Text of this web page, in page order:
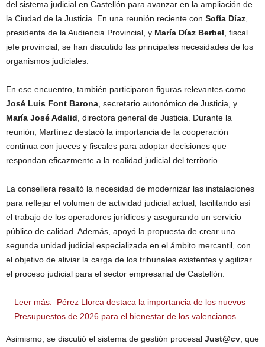
del sistema judicial en Castellón para avanzar en la ampliación de
la Ciudad de la Justicia. En una reunión reciente con Sofía Díaz
presidenta de la Audiencia Provincial, y María Díaz Berbel , fiscal
jefe provincial, se han discutido las principales necesidades de los
organismos judiciales.
En ese encuentro, también participaron figuras relevantes como
José Luis Font Barona , secretario autonómico de Justicia, y
María José Adalid , directora general de Justicia. Durante la
reunión, Martínez destacó la importancia de la cooperación
continua con jueces y fiscales para adoptar decisiones que
respondan eficazmente a la realidad judicial del territorio.
La consellera resaltó la necesidad de modernizar las instalaciones
para reflejar el volumen de actividad judicial actual, facilitando así
el trabajo de los operadores jurídicos y asegurando un servicio
público de calidad. Además, apoyó la propuesta de crear una
segunda unidad judicial especializada en el ámbito mercantil, con
el objetivo de aliviar la carga de los tribunales existentes y agilizar
el proceso judicial para el sector empresarial de Castellón.
Leer más:
Pérez Llorca destaca la importancia de los nuevos
Presupuestos de 2026 para el bienestar de los valencianos
Asimismo, se discutió el sistema de gestión procesal Just@cv , que